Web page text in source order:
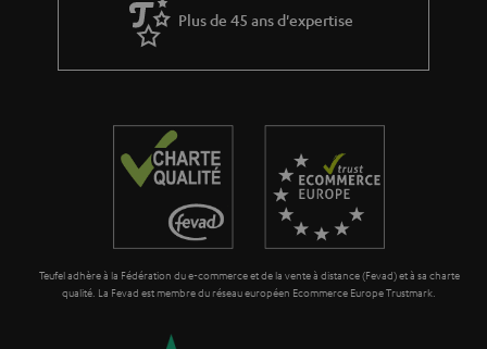
a
a
r
i
Plus de 45 ans d'expertise
Teufel adhère à la Fédération du e-commerce et de la vente à distance (Fevad) et à sa charte
qualité. La Fevad est membre du réseau européen Ecommerce Europe Trustmark.